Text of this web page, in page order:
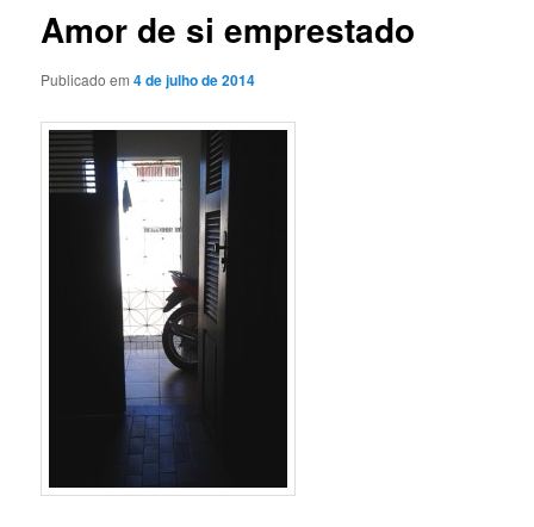
Amor de si emprestado
Publicado em4 de julho de 2014